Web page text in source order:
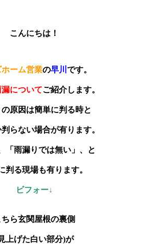
こんにちは！
ホーム営業の早川 です。
漏についてご紹介します。
原因は簡単に判る時と
らない場合が有ります。
「雨漏りでは無い」、と
判る現場も有ります。
ビフォー↓
ちら玄関屋根の裏側
上げた白い部分)が